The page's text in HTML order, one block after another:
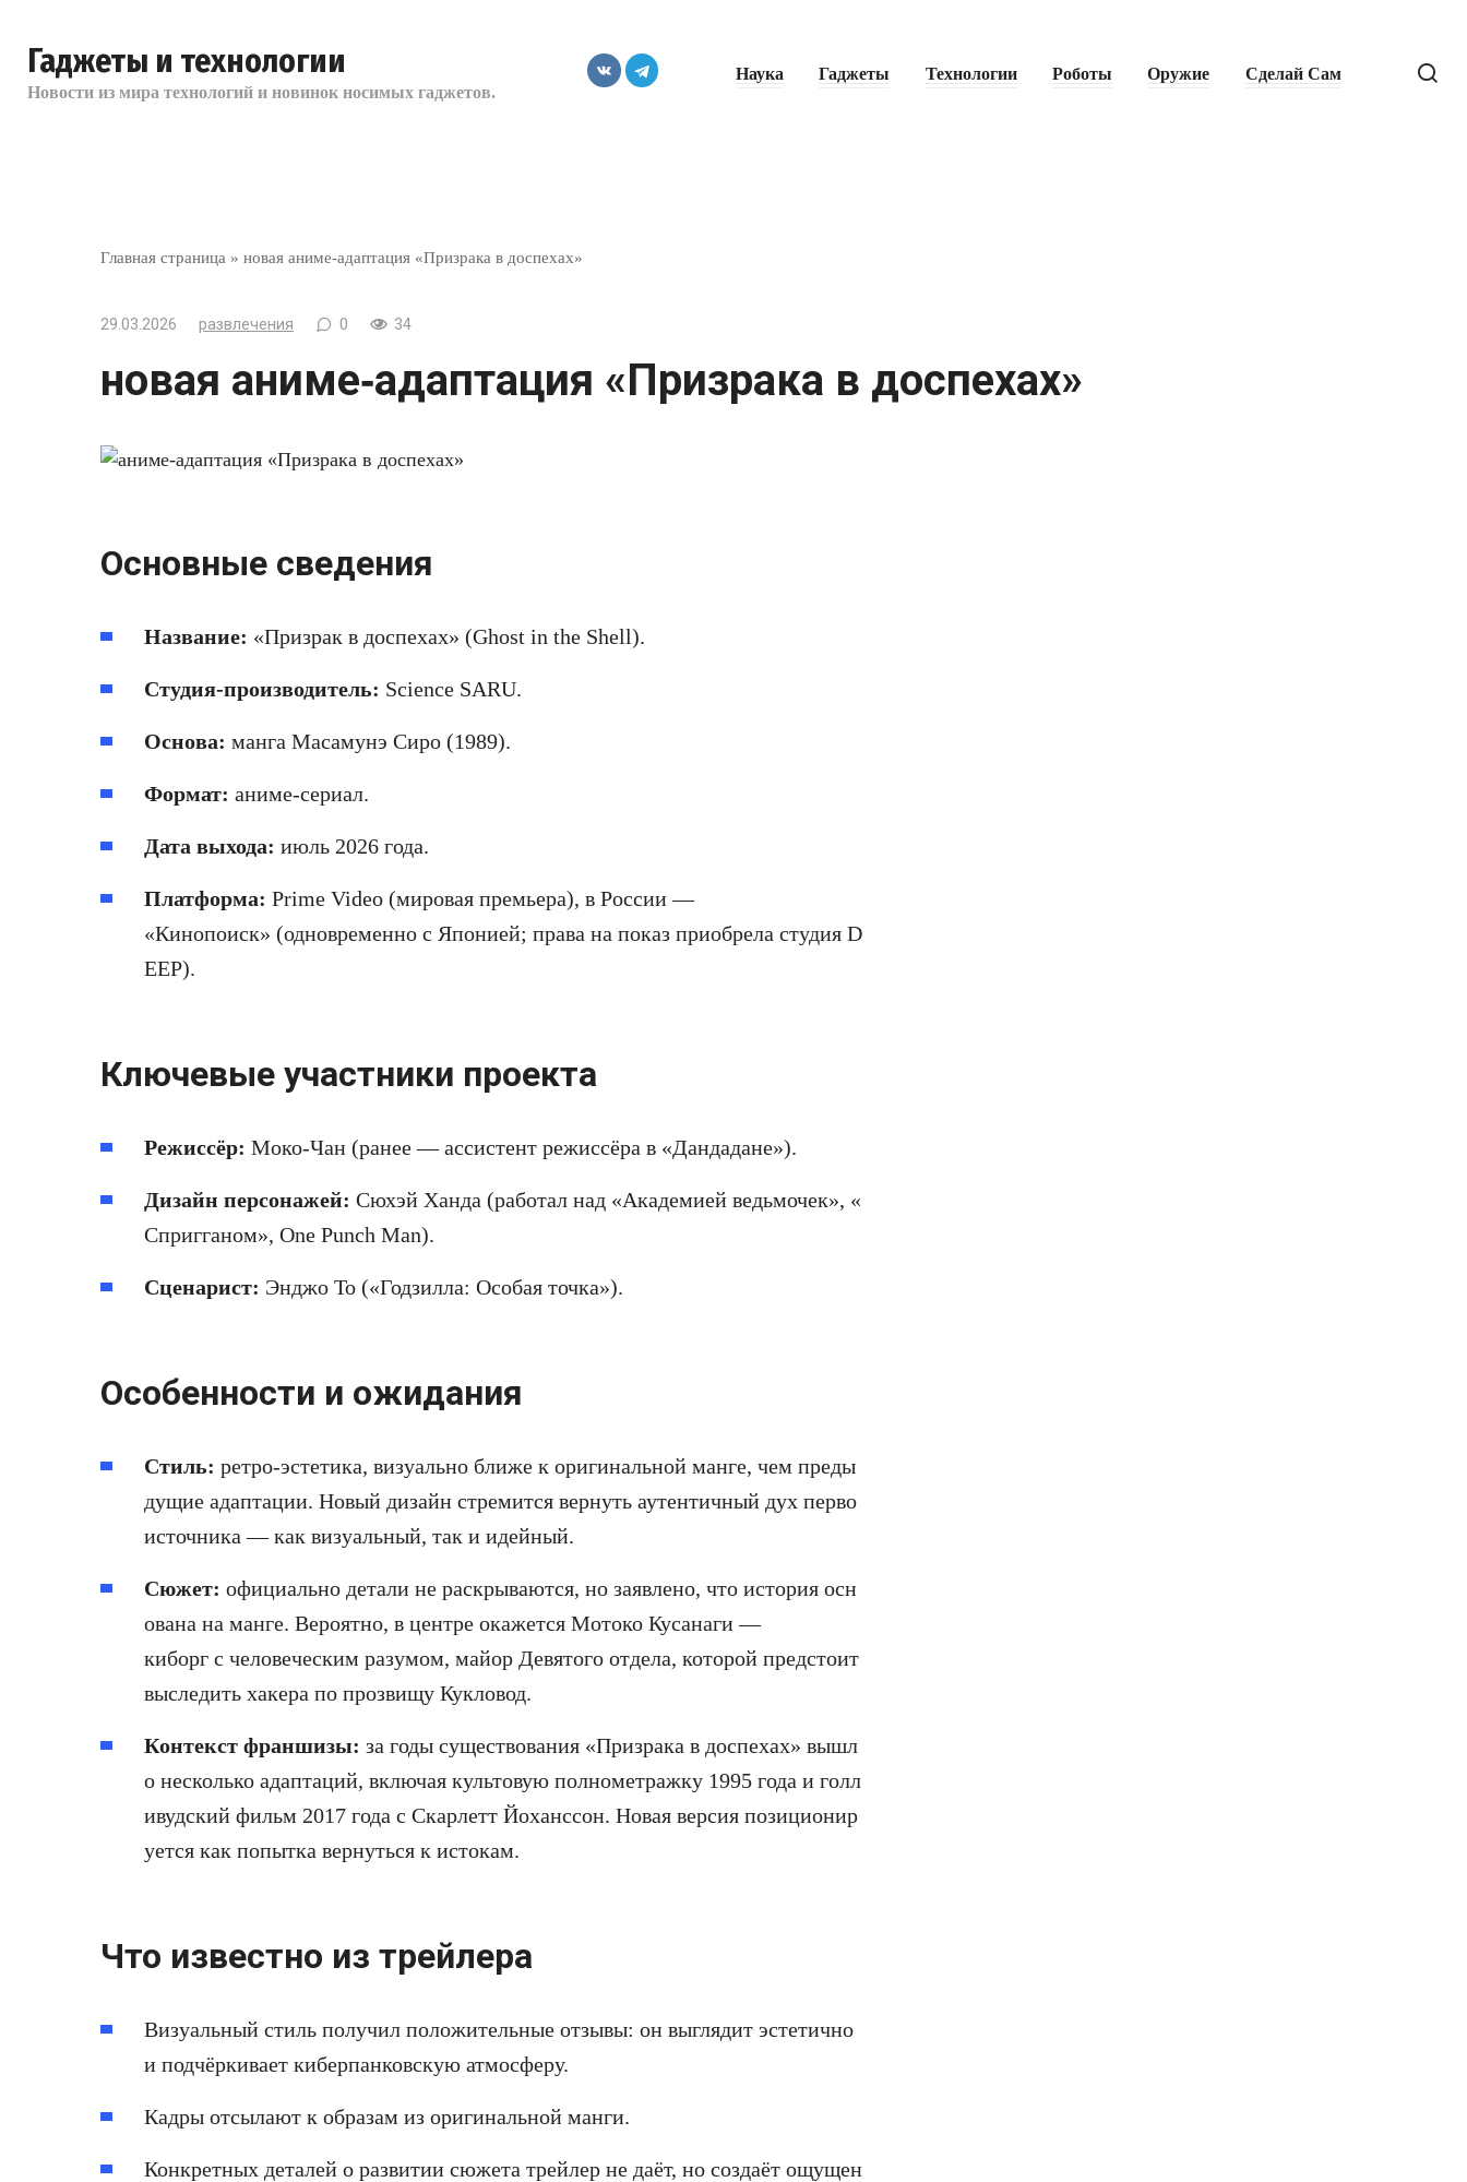
контенту
Гаджеты и технологии
Новости из мира технологий и новинок носимых гаджетов.
Наука Гаджеты Технологии Роботы Оружие Сделай Сам
Главная страница » новая аниме‑адаптация «Призрака в доспехах»
29.03.2026 развлечения 0 34
новая аниме‑адаптация «Призрака в доспехах»
Основные сведения
Название: «Призрак в доспехах» (Ghost in the Shell).
Студия‑производитель: Science SARU.
Основа: манга Масамунэ Сиро (1989).
Формат: аниме‑сериал.
Дата выхода: июль 2026 года.
Платформа: Prime Video (мировая премьера), в России —
«Кинопоиск» (одновременно с Японией; права на показ приобрела студия D
EEP).
Ключевые участники проекта
Режиссёр: Моко‑Чан (ранее — ассистент режиссёра в «Дандадане»).
Дизайн персонажей: Сюхэй Ханда (работал над «Академией ведьмочек», «
Спригганом», One Punch Man).
Сценарист: Энджо То («Годзилла: Особая точка»).
Особенности и ожидания
Стиль: ретро‑эстетика, визуально ближе к оригинальной манге, чем преды
дущие адаптации. Новый дизайн стремится вернуть аутентичный дух перво
источника — как визуальный, так и идейный.
Сюжет: официально детали не раскрываются, но заявлено, что история осн
ована на манге. Вероятно, в центре окажется Мотоко Кусанаги —
киборг с человеческим разумом, майор Девятого отдела, которой предстоит
выследить хакера по прозвищу Кукловод.
Контекст франшизы: за годы существования «Призрака в доспехах» вышл
о несколько адаптаций, включая культовую полнометражку 1995 года и голл
ивудский фильм 2017 года с Скарлетт Йоханссон. Новая версия позиционир
уется как попытка вернуться к истокам.
Что известно из трейлера
Визуальный стиль получил положительные отзывы: он выглядит эстетично
и подчёркивает киберпанковскую атмосферу.
Кадры отсылают к образам из оригинальной манги.
Конкретных деталей о развитии сюжета трейлер не даёт, но создаёт ощущен